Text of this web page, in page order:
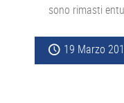
sono rimasti
19 Marzo